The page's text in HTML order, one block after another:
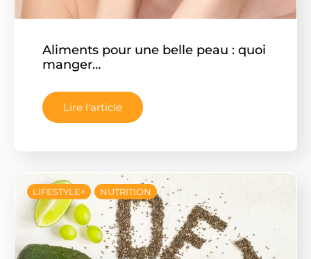
Aliments pour une belle peau : quoi
manger…
Lire l'article
LIFESTYLE+ NUTRITION